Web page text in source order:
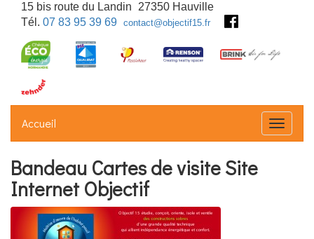
15 bis route du Landin 27350 Hauville
Tél. 07 83 95 39 69 contact@objectif15.fr
Déplier
Accueil
Bandeau Cartes de visite Site
Internet Objectif